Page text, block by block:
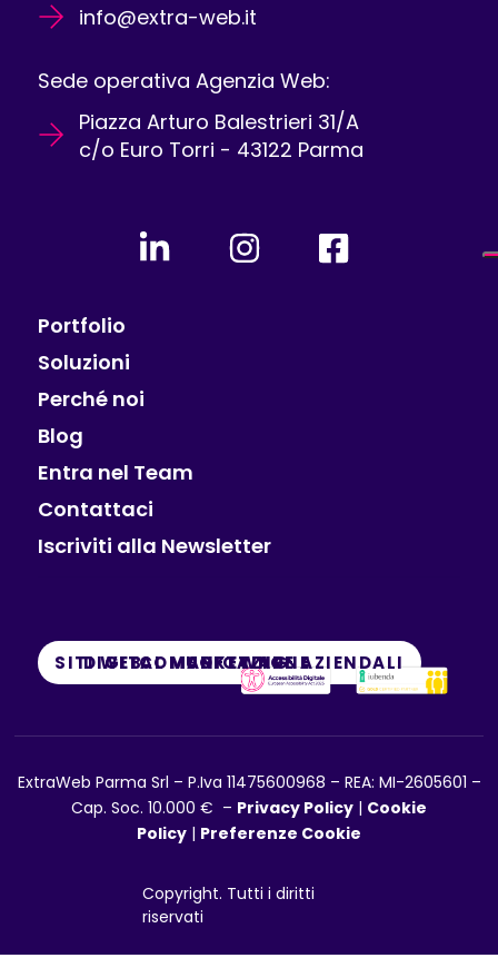
info@extra-web.it
Sede operativa Agenzia Web:
Piazza Arturo Balestrieri 31/A
c/o Euro Torri - 43122 Parma
Portfolio
Soluzioni
Perché noi
Blog
Entra nel Team
Contattaci
Iscriviti alla Newsletter
SITI WEB
DIGITAL MARKETING
COMUNICAZIONE
SOFTWARE AZIENDALI
ExtraWeb Parma Srl – P.Iva 11475600968 – REA: MI-2605601 –
Cap. Soc. 10.000 € – Privacy Policy | Cookie
Policy | Preferenze Cookie
Copyright. Tutti i diritti
riservati